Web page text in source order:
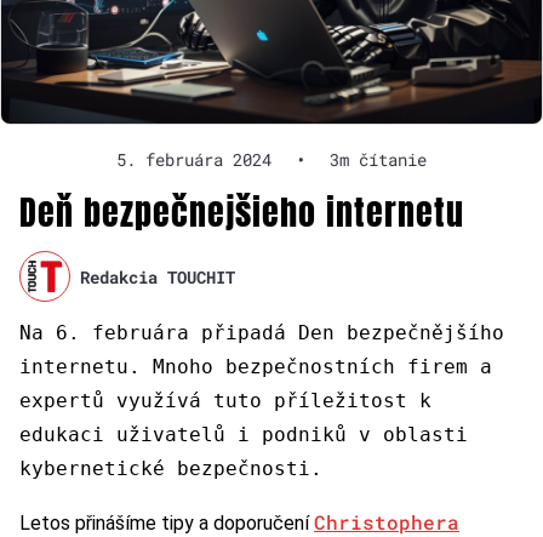
5. februára 2024 • 3m čítanie
Deň bezpečnejšieho internetu
Redakcia TOUCHIT
Na 6. februára
připadá Den bezpečnějšího
internetu. Mnoho bezpečnostních firem a
expertů využívá tuto příležitost k
edukaci uživatelů i podniků v oblasti
kybernetické bezpečnosti.
Letos přinášíme tipy a doporučeníChristophera